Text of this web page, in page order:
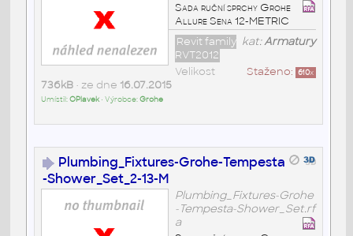
Sada ruční sprchy Grohe
Allure Sena 12-METRIC
kat:Armatury
Revit family
RVT2012
Staženo: 610x
Velikost
736kB• ze dne 16.07.2015
Umístil:OPlavek• Výrobce:Grohe
Plumbing_Fixtures-Grohe-Tempesta
-Shower_Set_2-13-M
Plumbing_Fixtures-Grohe
-Tempesta-Shower_Set.rf
a